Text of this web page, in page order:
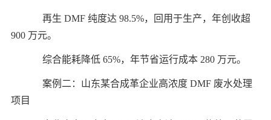
再生 DMF 纯度达 98.5%，回用于生产，年创收超
900 万元。
综合能耗降低 65%，年节省运行成本 280 万元。
案例二：山东某合成革企业高浓度 DMF 废水处理
项目